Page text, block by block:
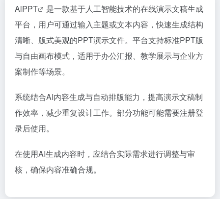
AiPPT
是一款基于人工智能技术的在线演示文稿生成
平台，用户可通过输入主题或文本内容，快速生成结构
清晰、版式美观的PPT演示文件。平台支持标准PPT版
与自由画布模式，适用于办公汇报、教学展示与企业方
案制作等场景。
系统结合AI内容生成与自动排版能力，提高演示文稿制
作效率，减少重复设计工作。部分功能可能需要注册登
录后使用。
在使用AI生成内容时，应结合实际需求进行调整与审
核，确保内容准确合规。